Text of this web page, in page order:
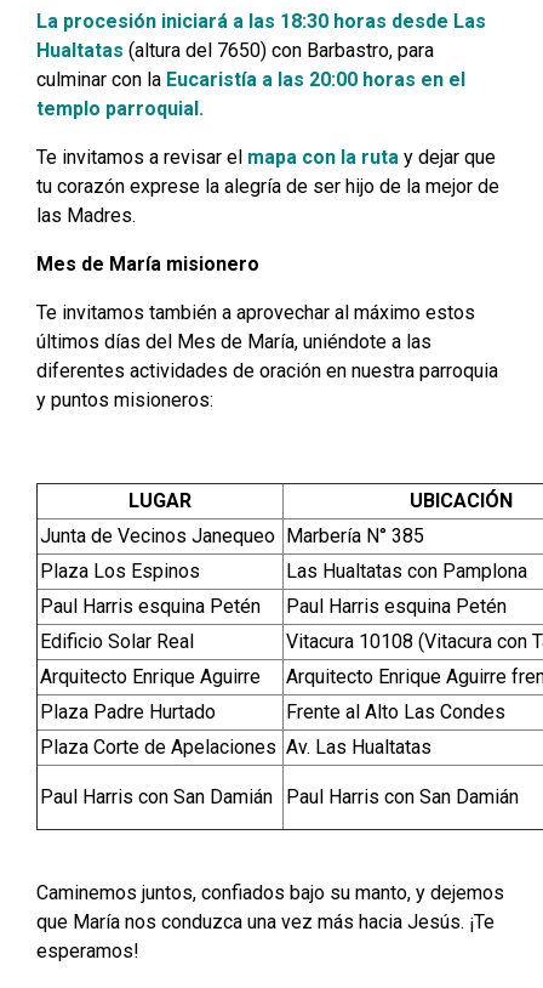
La procesión iniciará a las 18:30 horas desde Las
Hualtatas (altura del 7650) con Barbastro, para
culminar con la Eucaristía a las 20:00 horas en el
templo parroquial.
Te invitamos a revisar el mapa con la ruta y dejar que
tu corazón exprese la alegría de ser hijo de la mejor de
las Madres.
Mes de María misionero
Te invitamos también a aprovechar al máximo estos
últimos días del Mes de María, uniéndote a las
diferentes actividades de oración en nuestra parroquia
y puntos misioneros:
LUGAR
UBICACIÓN
Junta de Vecinos Janequeo Marbería N° 385
Plaza Los Espinos
Las Hualtatas con Pamplona
Paul Harris esquina Petén
Paul Harris esquina Petén
Edificio Solar Real
Vitacura 10108 (Vitacura con
Arquitecto Enrique Aguirre
Arquitecto Enrique Aguirre
Plaza Padre Hurtado
Frente al Alto Las Condes
Plaza Corte de Apelaciones Av. Las Hualtatas
Paul Harris con San Damián Paul Harris con San Damián
Caminemos juntos, confiados bajo su manto, y dejemos
que María nos conduzca una vez más hacia Jesús. ¡Te
esperamos!